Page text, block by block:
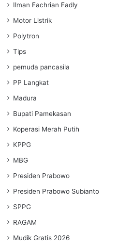
Ilman Fachrian Fadly
Motor Listrik
Polytron
Tips
pemuda pancasila
PP Langkat
Madura
Bupati Pamekasan
Koperasi Merah Putih
KPPG
MBG
Presiden Prabowo
Presiden Prabowo Subianto
SPPG
RAGAM
Mudik Gratis 2026